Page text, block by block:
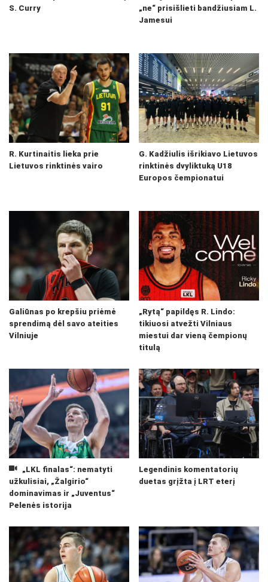
S. Curry
„ne“ prisišlieti bandžiusiam L.
Jamesui
R. Kurtinaitis lieka prie
Lietuvos rinktinės vairo
G. Kadžiulis išrikiavo Lietuvos
rinktinės dvyliktuką U18
Europos čempionatui
Galiūnas po krepšiu priėmė
sprendimą dėl savo ateities
Vilniuje
„Rytą“ papildęs R. Lindo:
tikiuosi atvežti Vilniaus
miestui dar vieną čempionų
titulą
„LKL finalas“: nematyti
užkulisiai, „Žalgirio“
dominavimas ir „Juventus“
Pelenės istorija
Legendinis komentatorių
duetas grįžta į LRT eterį